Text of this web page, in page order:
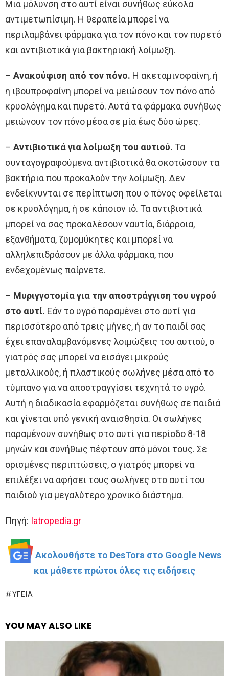
Μια μόλυνση στο αυτί είναι συνήθως εύκολα
αντιμετωπίσιμη. Η θεραπεία μπορεί να
περιλαμβάνει φάρμακα για τον πόνο και τον πυρετό
και αντιβιοτικά για βακτηριακή λοίμωξη.
– Ανακούφιση από τον πόνο. Η ακεταμινοφαίνη, ή
η ιβουπροφαίνη μπορεί να μειώσουν τον πόνο από
κρυολόγημα και πυρετό. Αυτά τα φάρμακα συνήθως
μειώνουν τον πόνο μέσα σε μία έως δύο ώρες.
– Αντιβιοτικά για λοίμωξη του αυτιού. Τα
συνταγογραφούμενα αντιβιοτικά θα σκοτώσουν τα
βακτήρια που προκαλούν την λοίμωξη. Δεν
ενδείκνυνται σε περίπτωση που ο πόνος οφείλεται
σε κρυολόγημα, ή σε κάποιον ιό. Τα αντιβιοτικά
μπορεί να σας προκαλέσουν ναυτία, διάρροια,
εξανθήματα, ζυμομύκητες και μπορεί να
αλληλεπιδράσουν με άλλα φάρμακα, που
ενδεχομένως παίρνετε.
– Μυριγγοτομία για την αποστράγγιση του υγρού
στο αυτί. Εάν το υγρό παραμένει στο αυτί για
περισσότερο από τρεις μήνες, ή αν το παιδί σας
έχει επαναλαμβανόμενες λοιμώξεις του αυτιού, ο
γιατρός σας μπορεί να εισάγει μικρούς
μεταλλικούς, ή πλαστικούς σωλήνες μέσα από το
τύμπανο για να αποστραγγίσει τεχνητά το υγρό.
Αυτή η διαδικασία εφαρμόζεται συνήθως σε παιδιά
και γίνεται υπό γενική αναισθησία. Οι σωλήνες
παραμένουν συνήθως στο αυτί για περίοδο 8-18
μηνών και συνήθως πέφτουν από μόνοι τους. Σε
ορισμένες περιπτώσεις, ο γιατρός μπορεί να
επιλέξει να αφήσει τους σωλήνες στο αυτί του
παιδιού για μεγαλύτερο χρονικό διάστημα.
Πηγή: Iatropedia.gr
Ακολουθήστε το DesTora στο Google News
και μάθετε πρώτοι όλες τις ειδήσεις
ΥΓΕΊΑ
YOU MAY ALSO LIKE